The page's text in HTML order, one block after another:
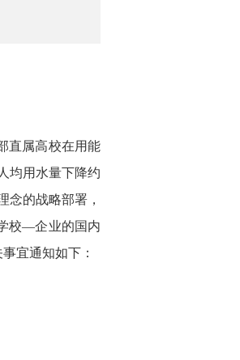
直属高校在用能
均用水量下降约
念的战略部署，
校—企业的国内
宜通知如下：